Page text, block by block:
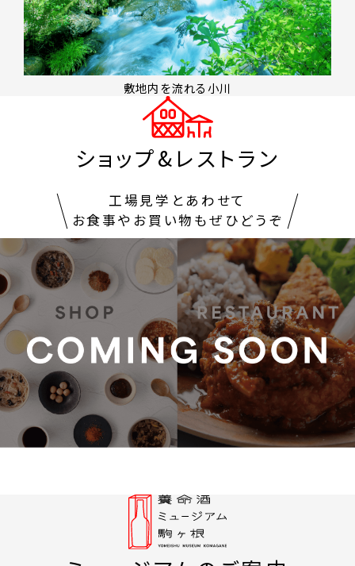
敷地内を流れる小川
ショップ&レストラン
工場見学とあわせて
お食事やお買い物もぜひどうぞ